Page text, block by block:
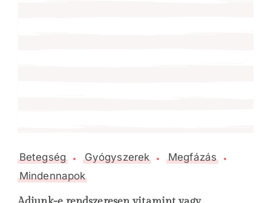
Betegség Gyógyszerek
Megfázás
Mindennapok